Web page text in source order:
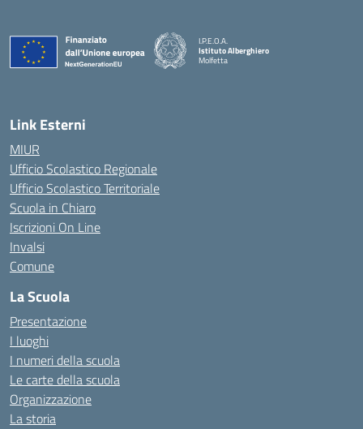
I.P.E.O.A.
Istituto Alberghiero
Molfetta
Link Esterni
MIUR
Ufficio Scolastico Regionale
Ufficio Scolastico Territoriale
Scuola in Chiaro
Iscrizioni On Line
Invalsi
Comune
La Scuola
Presentazione
I luoghi
I numeri della scuola
Le carte della scuola
Organizzazione
La storia